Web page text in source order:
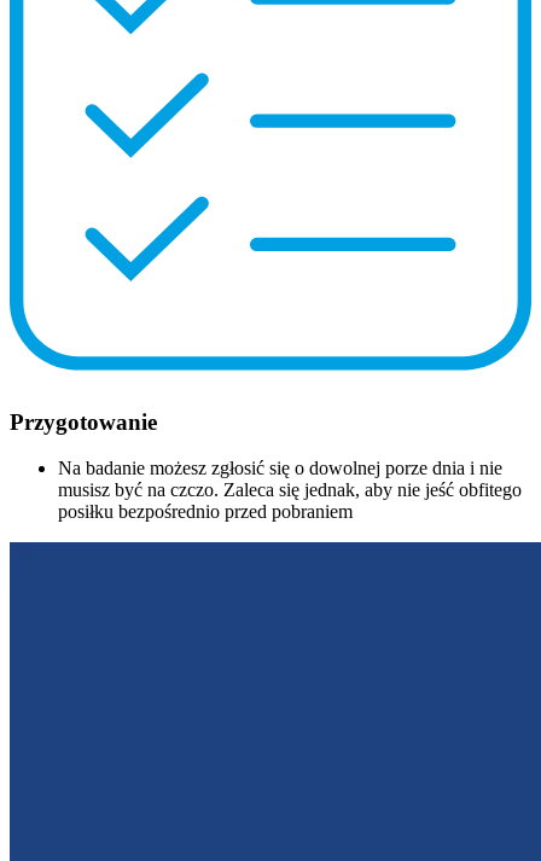
Przygotowanie
Na badanie możesz zgłosić się o dowolnej porze dnia i nie
musisz być na czczo. Zaleca się jednak, aby nie jeść obfitego
posiłku bezpośrednio przed pobraniem